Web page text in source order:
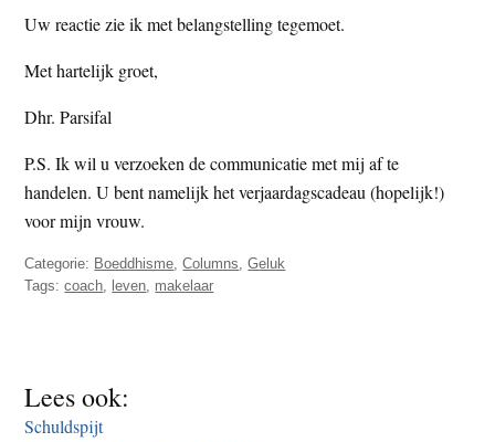
Uw reactie zie ik met belangstelling tegemoet.
Met hartelijk groet,
Dhr. Parsifal
P.S. Ik wil u verzoeken de communicatie met mij af te
handelen. U bent namelijk het verjaardagscadeau (hopelijk!)
voor mijn vrouw.
Categorie: Boeddhisme ,Columns ,Geluk
Tags:coach leven makelaar
Lees ook:
Schuldspijt